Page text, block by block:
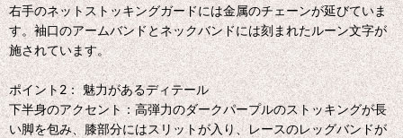
右手のネットストッキングガードには金属のチェーンが延びていま
す。袖口のアームバンドとネックバンドには刻まれたルーン文字が
施されています。
ポイント2： 魅力があるディテール
下半身のアクセント：高弾力のダークパープルのストッキングが長
い脚を包み、膝部分にはスリットが入り、レースのレッグバンドが